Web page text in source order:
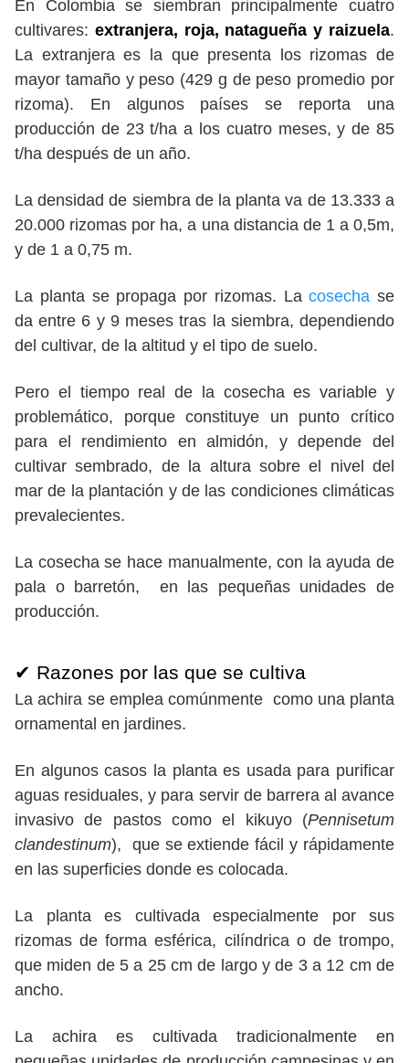
En Colombia se siembran principalmente cuatro
cultivares: extranjera, roja, natagueña y raizuela.
La extranjera es la que presenta los rizomas de
mayor tamaño y peso (429 g de peso promedio por
rizoma). En algunos países se reporta una
producción de 23 t/ha a los cuatro meses, y de 85
t/ha después de un año.
La densidad de siembra de la planta va de 13.333 a
20.000 rizomas por ha, a una distancia de 1 a 0,5m,
y de 1 a 0,75 m.
La planta se propaga por rizomas. Lacosecha se
da entre 6 y 9 meses tras la siembra, dependiendo
del cultivar, de la altitud y el tipo de suelo.
Pero el tiempo real de la cosecha es variable y
problemático, porque constituye un punto crítico
para el rendimiento en almidón, y depende del
cultivar sembrado, de la altura sobre el nivel del
mar de la plantación y de las condiciones climáticas
prevalecientes.
La cosecha se hace manualmente, con la ayuda de
pala o barretón, en las pequeñas unidades de
producción.
✔ Razones por las que se cultiva
La achira se emplea comúnmente como una planta
ornamental en jardines.
En algunos casos la planta es usada para purificar
aguas residuales, y para servir de barrera al avance
invasivo de pastos como el kikuyo (Pennisetum
clandestinum), que se extiende fácil y rápidamente
en las superficies donde es colocada.
La planta es cultivada especialmente por sus
rizomas de forma esférica, cilíndrica o de trompo,
que miden de 5 a 25 cm de largo y de 3 a 12 cm de
ancho.
La achira es cultivada tradicionalmente en